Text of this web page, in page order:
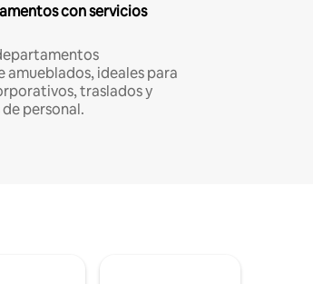
con servicios
ideales para
traslados y
personal.